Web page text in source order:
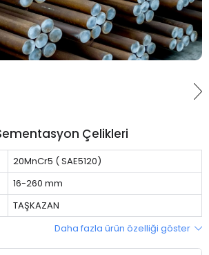
Çelikleri
20MnCr5 ( SAE5120)
16-260 mm
TAŞKAZAN
Daha fazla ürün özelliği göster